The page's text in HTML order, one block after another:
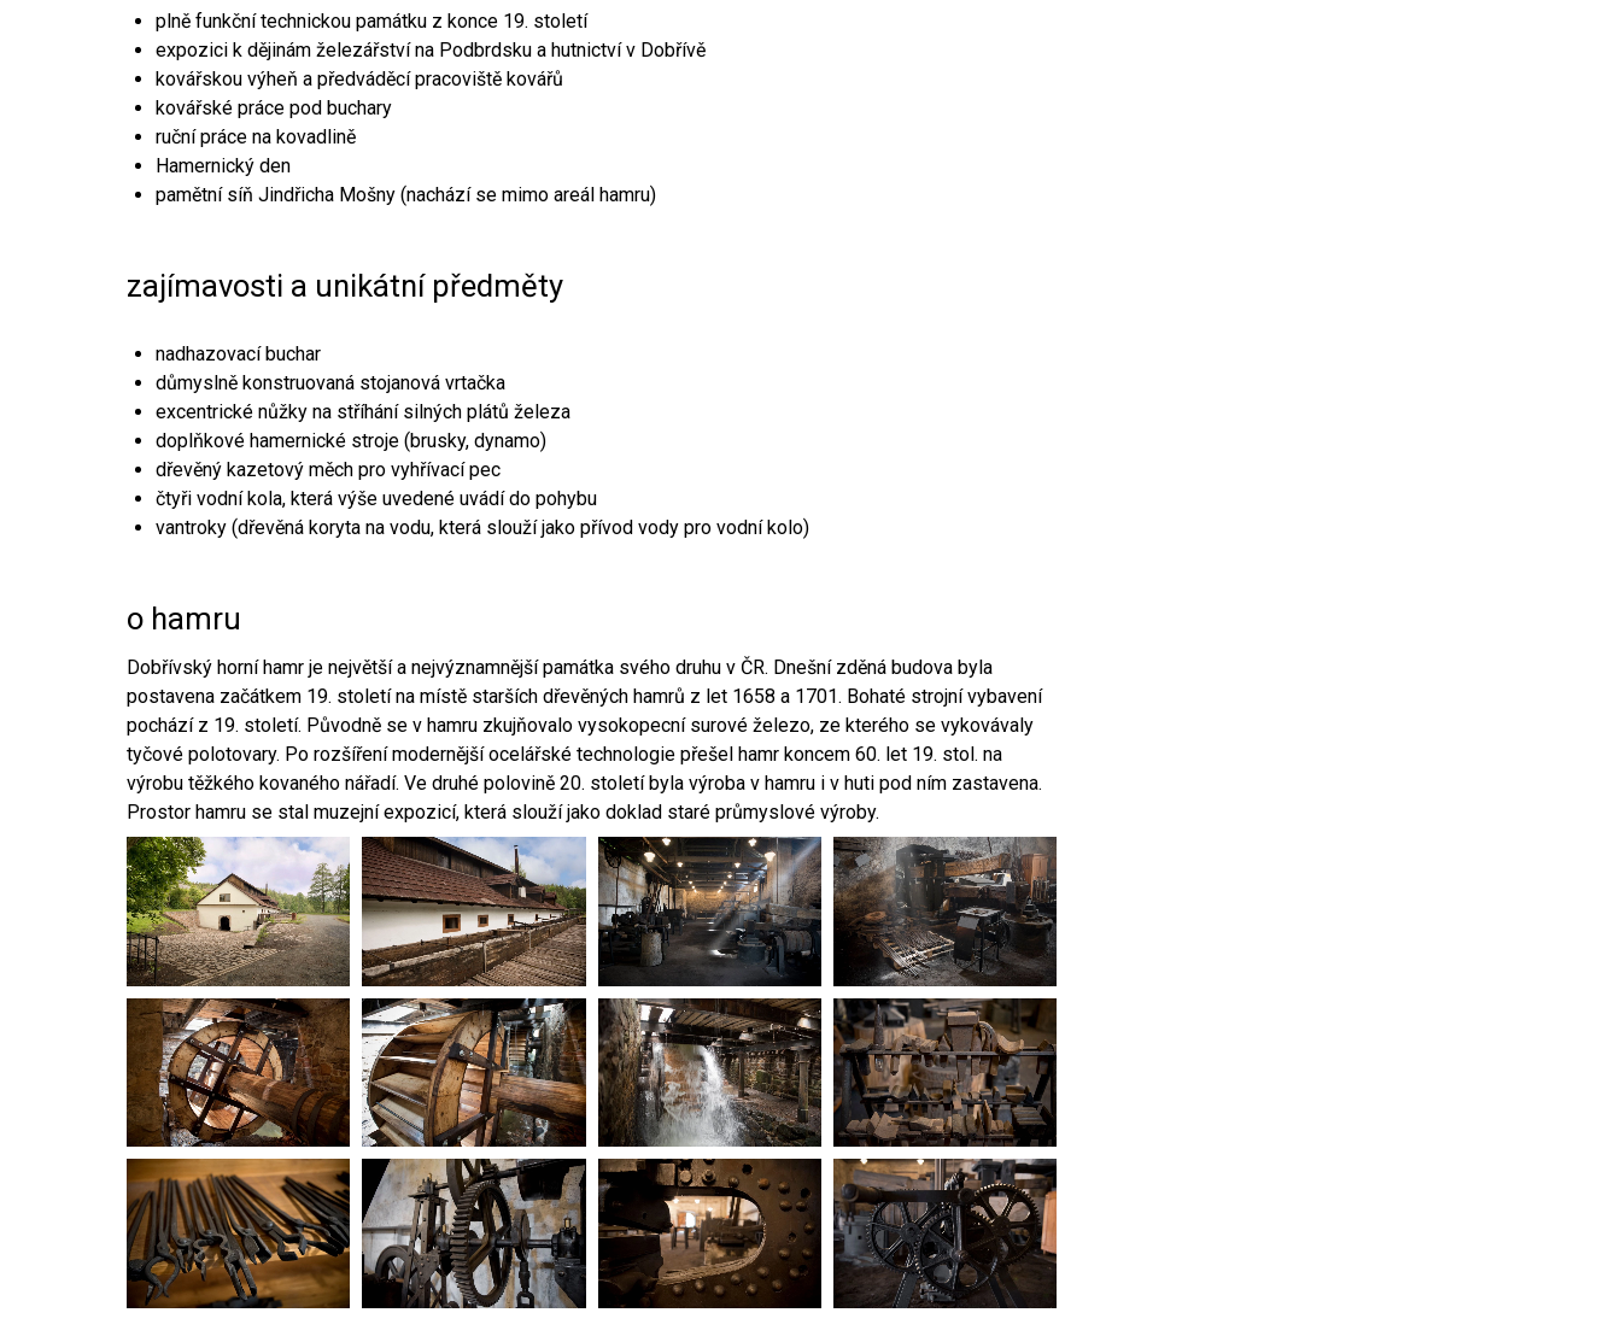
plně funkční technickou památku z konce 19. století
expozici k dějinám železářství na Podbrdsku a hutnictví v Dobřívě
kovářskou výheň a předváděcí pracoviště kovářů
kovářské práce pod buchary
ruční práce na kovadlině
Hamernický den
pamětní síň Jindřicha Mošny (nachází se mimo areál hamru)
zajímavosti a unikátní předměty
nadhazovací buchar
důmyslně konstruovaná stojanová vrtačka
excentrické nůžky na stříhání silných plátů železa
doplňkové hamernické stroje (brusky, dynamo)
dřevěný kazetový měch pro vyhřívací pec
čtyři vodní kola, která výše uvedené uvádí do pohybu
vantroky (dřevěná koryta na vodu, která slouží jako přívod vody pro vodní kolo)
o hamru
Dobřívský horní hamr je největší a nejvýznamnější památka svého druhu v ČR. Dnešní zděná budova byla
postavena začátkem 19. století na místě starších dřevěných hamrů z let 1658 a 1701. Bohaté strojní vybavení
pochází z 19. století. Původně se v hamru zkujňovalo vysokopecní surové železo, ze kterého se vykovávaly
tyčové polotovary. Po rozšíření modernější ocelářské technologie přešel hamr koncem 60. let 19. stol. na
výrobu těžkého kovaného nářadí. Ve druhé polovině 20. století byla výroba v hamru i v huti pod ním zastavena.
Prostor hamru se stal muzejní expozicí, která slouží jako doklad staré průmyslové výroby.